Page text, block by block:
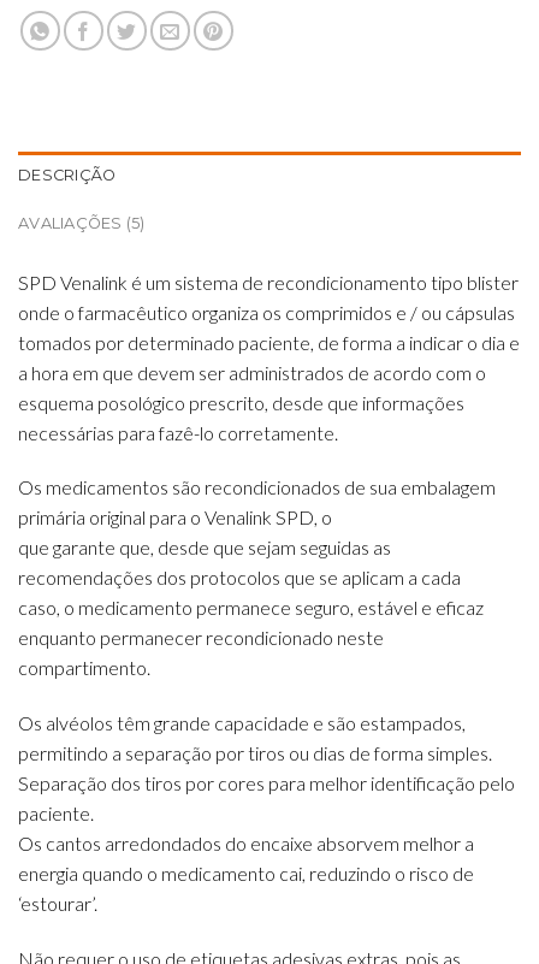
DESCRIÇÃO
AVALIAÇÕES (5)
SPD Venalink é um sistema de recondicionamento tipo blister
onde o farmacêutico organiza os comprimidos e / ou cápsulas
tomados por determinado paciente, de forma a indicar o dia e
a hora em que devem ser administrados de acordo com o
esquema posológico prescrito, desde que informações
necessárias para fazê-lo corretamente.
Os medicamentos são recondicionados de sua embalagem
primária original para o Venalink SPD, o
que garante que, desde que sejam seguidas as
recomendações dos protocolos que se aplicam a cada
caso, o medicamento permanece seguro, estável e eficaz
enquanto permanecer recondicionado neste
compartimento.
Os alvéolos têm grande capacidade e são estampados,
permitindo a separação por tiros ou dias de forma simples.
Separação dos tiros por cores para melhor identificação pelo
paciente.
Os cantos arredondados do encaixe absorvem melhor a
energia quando o medicamento cai, reduzindo o risco de
‘estourar’.
Não requer o uso de etiquetas adesivas extras, pois as